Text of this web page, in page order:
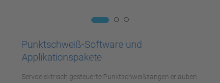
Punktschweiß-Software und
Applikationspakete
Servoelektrisch gesteuerte Punktschweißzangen erlauben